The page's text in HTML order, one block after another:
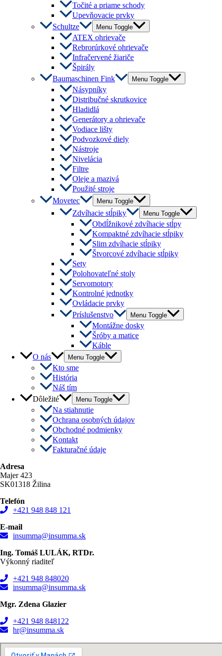
Točité a priame schody
Upevňovacie prvky
Schultze
Menu Toggle
ATEX ohrievače
Rebrorúrkové ohrievače
Infračervené žiariče
Špirály
Baumaschinen Fink
Menu Toggle
Násypníky
Distribučné skrutkovice
Hladidlá
Generátory a ohrievače
Vodiace lišty
Podvozkové diely
Nástroje
Nivelácia
Filtre
Oleje a mazivá
Použité stroje
Movetec
Menu Toggle
Zdvíhacie stĺpiky Menu Toggle
Obdĺžnikové zdvíhacie stĺpy
Kompaktné zdvíhacie stĺpiky
Slim zdvíhacie stĺpiky
Štvorcové zdvíhacie stĺpiky
Sety
Polohovateľné stoly
Servomotory
Kontrolné jednotky
Ovládacie prvky
Príslušenstvo
Menu Toggle
Montážne dosky
Šróby a matice
Káble
O nás
Menu Toggle
Kto sme
História
Náš tím
Dôležité
Menu Toggle
Na stiahnutie
Ochrana osobných údajov
Obchodné podmienky
Kontakt
Fakturačné údaje
Adresa
Majer 423
SK01318 Žilina
Telefón
+421 948 848 121
E-mail
insumma@insumma.sk
Ing. Tomáš LULÁK, RTDr.
Výkonný riaditeľ
+421 948 848020
insumma@insumma.sk
Mgr. Zdena Glazier
+421 948 848122
hr@insumma.sk